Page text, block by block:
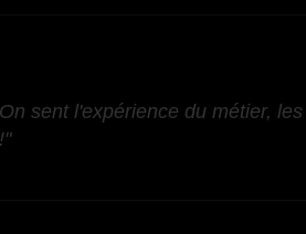
sent l'expérience du métier, les